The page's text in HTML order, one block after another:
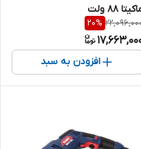
۸۸ ولت
20%
افزودن به سبد